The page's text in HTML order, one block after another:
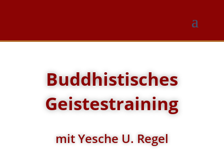
Buddhistisches
Geistestraining
mit Yesche U. Regel